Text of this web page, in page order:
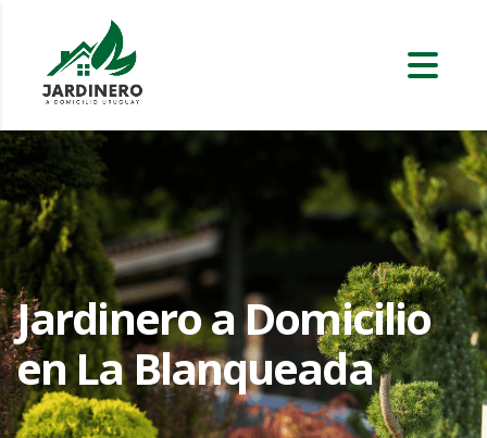
Jardinero a Domicilio
en La Blanqueada